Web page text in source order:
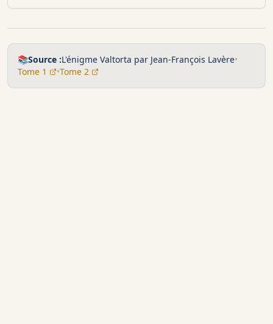
📚Source :L'énigme Valtorta par Jean-François Lavère•
Tome 1
•Tome 2